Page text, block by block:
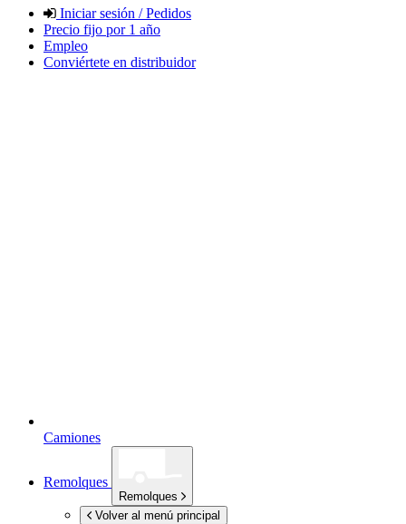
Iniciar sesión / Pedidos
Precio fijo por 1 año
Empleo
Conviértete en distribuidor
Camiones
Remolques
Remolques
Volver al menú principal